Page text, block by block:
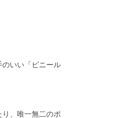
いい「ビニール
、唯一無二のポ